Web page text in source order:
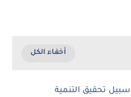
تحقيق التنمية